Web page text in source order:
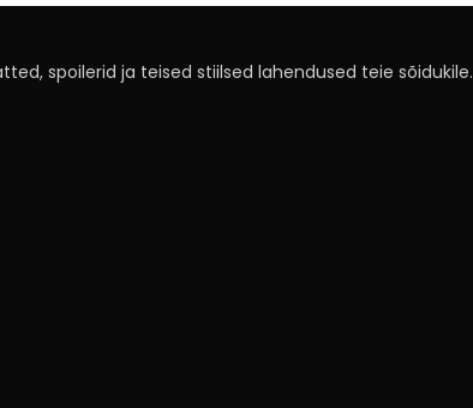
spoilerid ja teised stiilsed lahendused teie sõidukile.